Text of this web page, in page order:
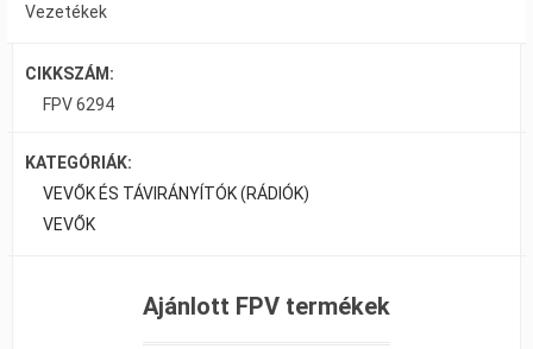
Vezetékek
CIKKSZÁM:
FPV 6294
KATEGÓRIÁK:
VEVŐK ÉS TÁVIRÁNYÍTÓK (RÁDIÓK)
VEVŐK
Ajánlott FPV termékek